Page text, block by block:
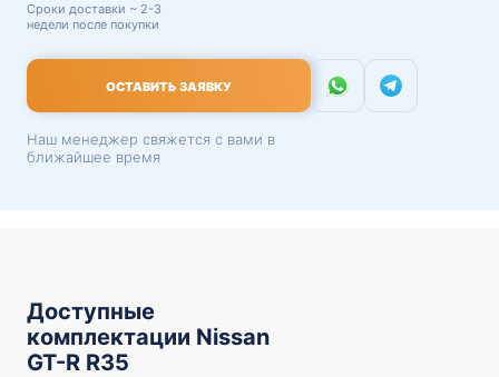
Сроки доставки ~ 2-3
недели после покупки
ОСТАВИТЬ ЗАЯВКУ
Наш менеджер свяжется с вами в
ближайшее время
Доступные
комплектации Nissan
GT-R R35